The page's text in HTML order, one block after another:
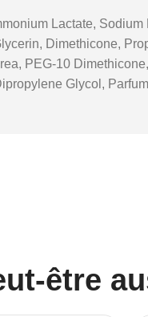
Lactate,
Dimethicone,
PEG-10
Glycol,
être